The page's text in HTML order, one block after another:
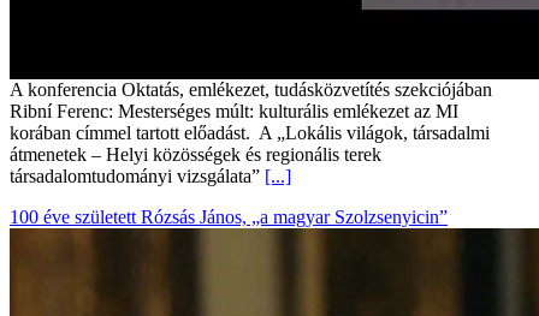
A konferencia Oktatás, emlékezet, tudásközvetítés szekciójában
Ribní Ferenc: Mesterséges múlt: kulturális emlékezet az MI
korában címmel tartott előadást. A „Lokális világok, társadalmi
átmenetek – Helyi közösségek és regionális terek
társadalomtudományi vizsgálata” [...]
100 éve született Rózsás János, „a magyar Szolzsenyicin”